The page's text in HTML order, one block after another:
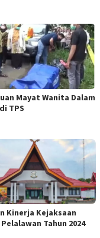
Mayat Wanita Dalam
TPS
Kinerja Kejaksaan
Tahun 2024